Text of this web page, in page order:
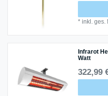
*inkl. ges.
Infrarot
Watt
322,99